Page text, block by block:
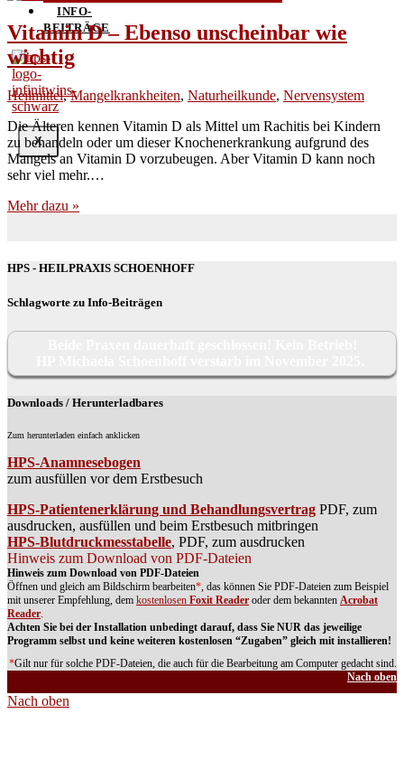
INFO-
BEITRÄGE
X
Vitamin D – Ebenso unscheinbar wie
wichtig
Heilmittel,Mangelkrankheiten, Naturheilkunde, Nervensystem
Die Älte­ren ken­nen Vit­amin D als Mit­tel um Rachi­tis bei Kin­dern
zu behan­deln oder um die­ser Kno­chen­er­kran­kung auf­grund des
Man­gels an Vit­amin D vor­zu­beu­gen. Aber Vit­amin D kann noch
sehr viel mehr.…
Mehr dazu »
HPS - HEILPRAXIS SCHOENHOFF
Schlagworte zu Info-Beiträgen
Downloads / Herunterladbares
Zum herunterladen einfach anklicken
HPS-Anamnesebogen
zum ausfüllen vor dem Erstbesuch
HPS-Patientenerklärung und Behandlungsvertrag PDF, zum
ausdrucken, ausfüllen und beim Erstbesuch mitbringen
HPS-Blutdruckmesstabelle, PDF, zum ausdrucken
Hinweis zum Download von PDF-Dateien
Hinweis zum Download von PDF-Dateien
Öffnen und gleich am Bildschirm bearbeiten*, das können Sie PDF-Dateien zum Beispiel
mit unserer Empfehlung, dem kostenlosen Foxit Reader oder dem bekannten Acrobat
Reader.
Achten Sie bei der Installation unbedingt darauf, dass Sie NUR das jeweilige
Programm selbst und keine weiteren kostenlosen “Zugaben” gleich mit installieren!
*Gilt nur für solche PDF-Dateien, die auch für die Bearbeitung am Computer gedacht sind.
Nach oben
Nach oben